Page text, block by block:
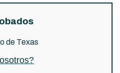
de Texas